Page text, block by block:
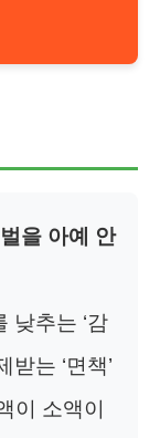
을 아예 안
낮추는 ‘감
는 ‘면책’
이 소액이